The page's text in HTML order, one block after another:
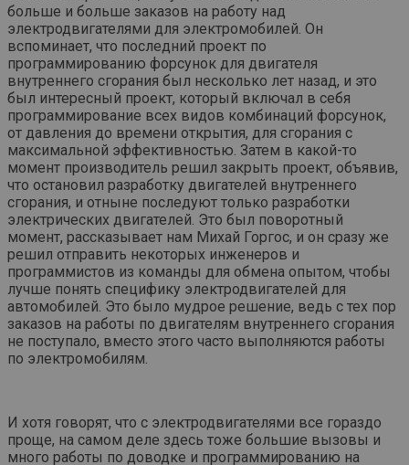
больше и больше заказов на работу над
электродвигателями для электромобилей. Он
вспоминает, что последний проект по
программированию форсунок для двигателя
внутреннего сгорания был несколько лет назад, и это
был интересный проект, который включал в себя
программирование всех видов комбинаций форсунок,
от давления до времени открытия, для сгорания с
максимальной эффективностью. Затем в какой-то
момент производитель решил закрыть проект, объявив,
что остановил разработку двигателей внутреннего
сгорания, и отныне последуют только разработки
электрических двигателей. Это был поворотный
момент, рассказывает нам Михай Горгос, и он сразу же
решил отправить некоторых инженеров и
программистов из команды для обмена опытом, чтобы
лучше понять специфику электродвигателей для
автомобилей. Это было мудрое решение, ведь с тех пор
заказов на работы по двигателям внутреннего сгорания
не поступало, вместо этого часто выполняются работы
по электромобилям.
И хотя говорят, что с электродвигателями все гораздо
проще, на самом деле здесь тоже большие вызовы и
много работы по доводке и программированию на